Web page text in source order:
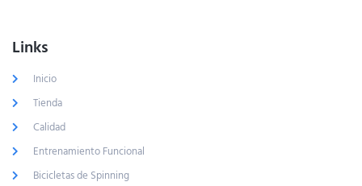
Links
Inicio
Tienda
Calidad
Entrenamiento Funcional
Bicicletas de Spinning